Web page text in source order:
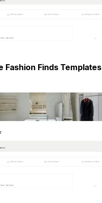
Fashion Finds Templates